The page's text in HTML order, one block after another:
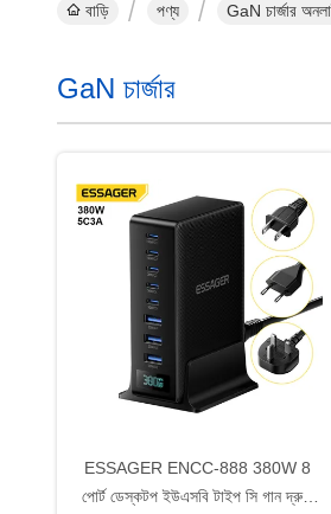
বাড়ি পণ্য GaN চার্জার
GaN চার্জার
ESSAGER ENCC-888 380W 8
পোর্ট ডেস্কটপ ইউএসবি টাইপ সি গান দ্রুত